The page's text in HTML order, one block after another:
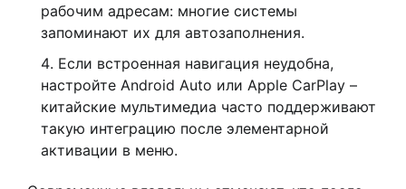
рабочим адресам: многие системы
запоминают их для автозаполнения.
Если встроенная навигация неудобна,
настройте Android Auto или Apple CarPlay –
китайские мультимедиа часто поддерживают
такую интеграцию после элементарной
активации в меню.